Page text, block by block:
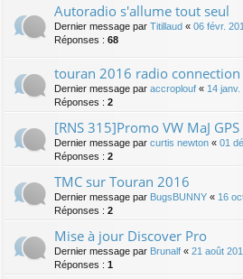
Autoradio s'allume tout seul
Dernier message par Titillaud « 06 févr.
Réponses : 68
touran 2016 radio
Dernier message par accroplouf « 14
Réponses : 2
[RNS 315]Promo VW MaJ GPS
Dernier message par curtis newton « 01
Réponses : 2
TMC sur Touran 2016
Dernier message par BugsBUNNY « 16
Réponses : 2
Mise à jour Discover Pro
Dernier message par Brunalf « 21 août
Réponses : 1